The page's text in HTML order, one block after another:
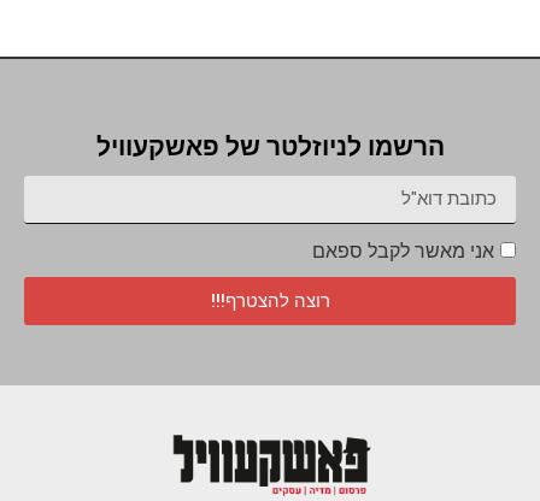
הרשמו לניוזלטר של פאשקעוויל
אני מאשר לקבל ספאם
רוצה להצטרף!!!